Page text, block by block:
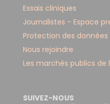
Essais cliniques
Journalistes - Espace
Protection des données
Nous rejoindre
Les marchés publics de
SUIVEZ-NOUS